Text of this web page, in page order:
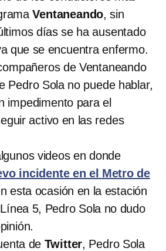
Ventaneando, sin
días se ha ausentado
que se encuentra enfermo.
de Ventaneando
Pedro Sola no puede hablar,
impedimento para el
activo en las redes
videos en donde
incidente en el Metro de
esta ocasión en la estación
5, Pedro Sola no dudo
de Twitter, Pedro Sola